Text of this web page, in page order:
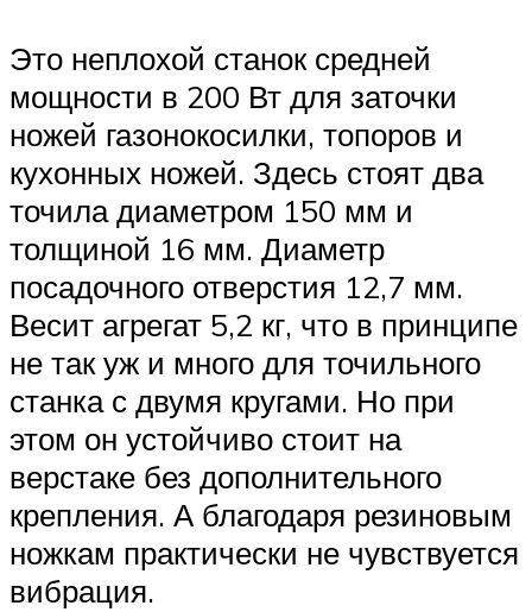
Это неплохой станок средней
мощности в 200 Вт для заточки
ножей газонокосилки, топоров и
кухонных ножей. Здесь стоят два
точила диаметром 150 мм и
толщиной 16 мм. Диаметр
посадочного отверстия 12,7 мм.
Весит агрегат 5,2 кг, что в принципе
не так уж и много для точильного
станка с двумя кругами. Но при
этом он устойчиво стоит на
верстаке без дополнительного
крепления. А благодаря резиновым
ножкам практически не чувствуется
вибрация.